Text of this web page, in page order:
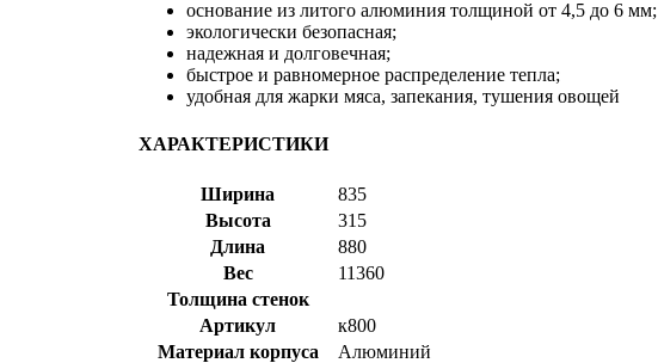
основание из литого алюминия толщиной от 4,5 до 6 мм;
экологически безопасная;
надежная и долговечная;
быстрое и равномерное распределение тепла;
удобная для жарки мяса, запекания, тушения овощей
ХАРАКТЕРИСТИКИ
Ширина
835
Высота
315
Длина
880
Вес
11360
Толщина стенок
Артикул
к800
Материал корпуса
Алюминий